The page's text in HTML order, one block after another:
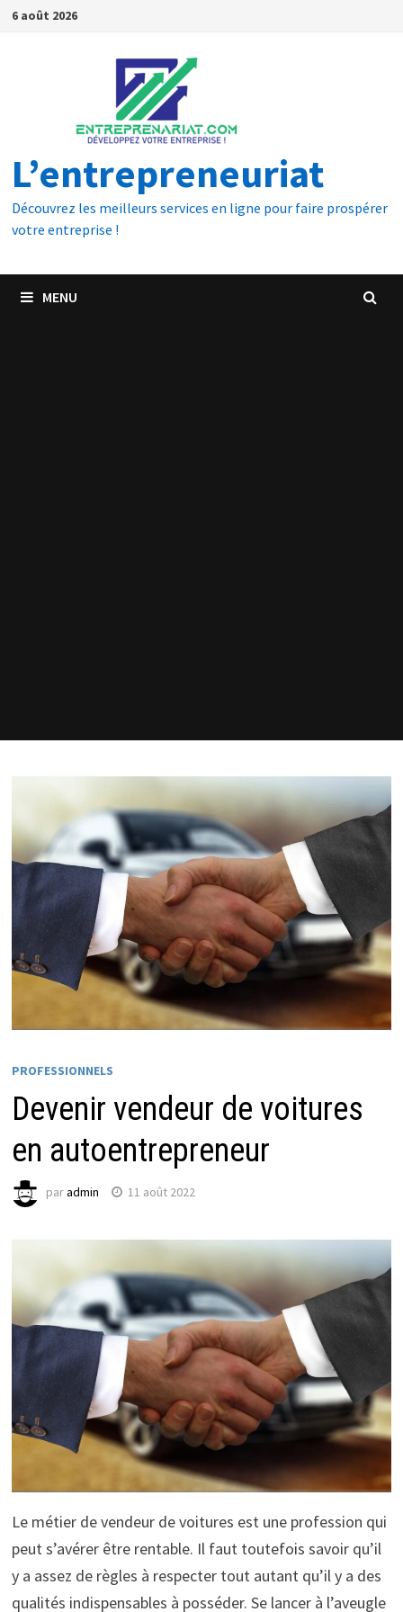
6 août 2026
L’entrepreneuriat
Découvrez les meilleurs services en ligne pour faire prospérer
votre entreprise !
MENU
PROFESSIONNELS
Devenir vendeur de voitures
en autoentrepreneur
paradmin 11 août 2022
Le métier de vendeur de voitures est une profession qui
peut s’avérer être rentable. Il faut toutefois savoir qu’il
y a assez de règles à respecter tout autant qu’il y a des
qualités indispensables à posséder. Se lancer à l’aveugle